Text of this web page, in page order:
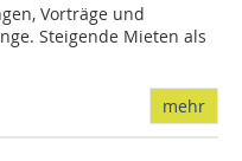
Vorträge und
Steigende Mieten als
mehr